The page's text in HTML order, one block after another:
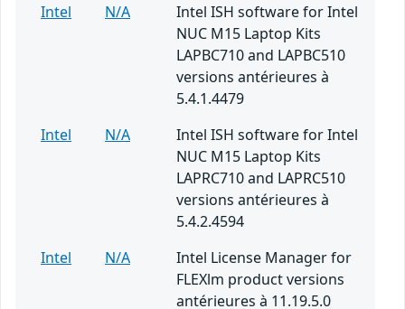
Intel
N/A
Intel ISH software for Intel
NUC M15 Laptop Kits
LAPBC710 and LAPBC510
versions antérieures à
5.4.1.4479
Intel
N/A
Intel ISH software for Intel
NUC M15 Laptop Kits
LAPRC710 and LAPRC510
versions antérieures à
5.4.2.4594
Intel
N/A
Intel License Manager for
FLEXlm product versions
antérieures à 11.19.5.0